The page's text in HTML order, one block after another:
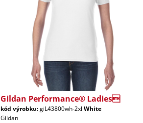
Gildan Performance® Ladies
kód výrobku:giL43800wh-2xl White
Gildan